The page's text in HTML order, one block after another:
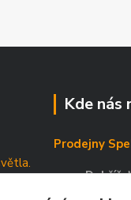
Kde nás
Prodejny
Dobříš,
Příbram